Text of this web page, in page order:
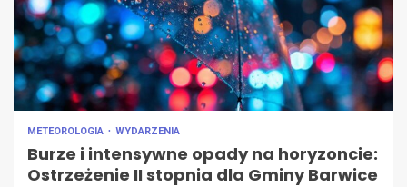
METEOROLOGIA WYDARZENIA
Burze i intensywne opady na horyzoncie:
Ostrzeżenie II stopnia dla Gminy Barwice